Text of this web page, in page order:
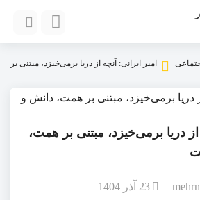
امیر ایرانی: آنچه از دریا برمی‌خیزد، مبتنی بر
از دریا برمی‌خیزد، مبتنی بر همت،
23 آذر 1404